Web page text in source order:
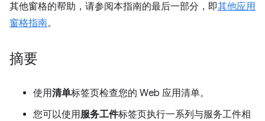
其他窗格的帮助，请参阅本指南的最后一部分，即其他应用
窗格指南。
摘要
使用清单标签页检查您的 Web 应用清单。
您可以使用服务工件标签页执行一系列与服务工件相